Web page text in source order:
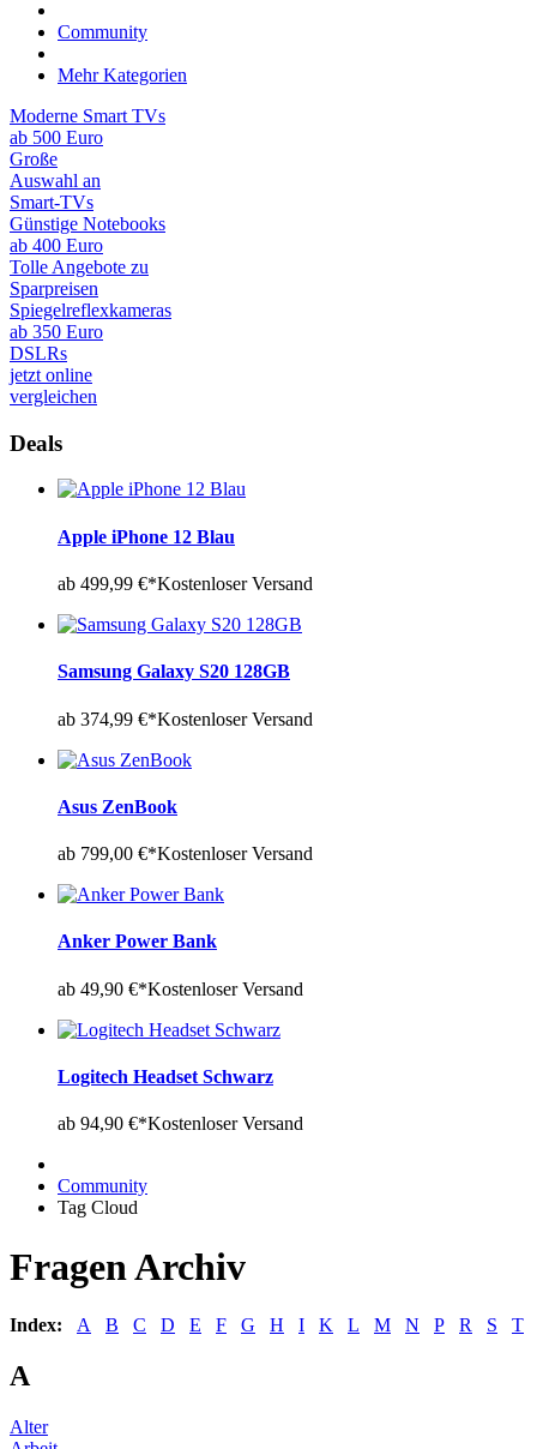
Community
Mehr Kategorien
Moderne Smart TVs
ab 500 Euro
Große
Auswahl an
Smart-TVs
Günstige Notebooks
ab 400 Euro
Tolle Angebote zu
Sparpreisen
Spiegelreflexkameras
ab 350 Euro
DSLRs
jetzt online
vergleichen
Deals
Apple iPhone 12 Blau
ab 499,99 €*Kostenloser Versand
Samsung Galaxy S20 128GB
ab 374,99 €*Kostenloser Versand
Asus ZenBook
ab 799,00 €*Kostenloser Versand
Anker Power Bank
ab 49,90 €*Kostenloser Versand
Logitech Headset Schwarz
ab 94,90 €*Kostenloser Versand
Community
Tag Cloud
Fragen Archiv
Index: A B C D E F G H I K L M N P R S T
A
Alter